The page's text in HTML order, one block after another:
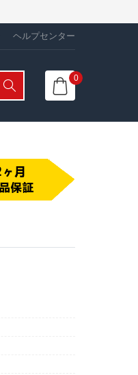
ヘルプセンター
0